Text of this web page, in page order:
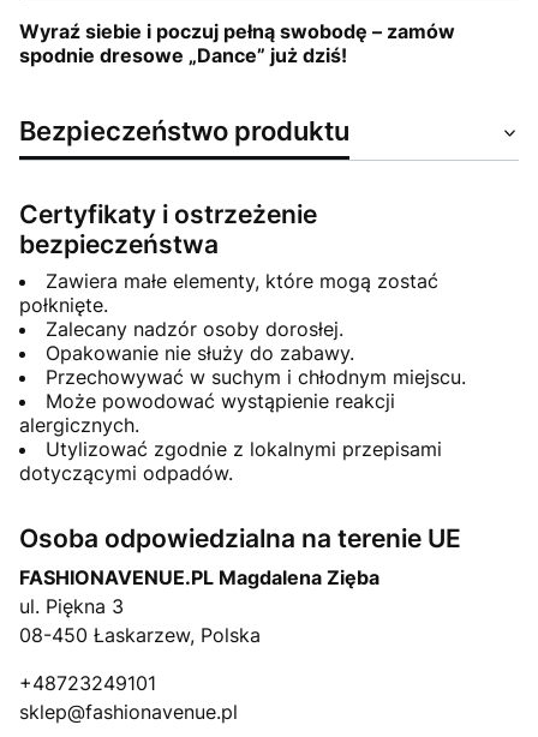
Wyraź siebie i poczuj pełną swobodę – zamów
spodnie dresowe „Dance” już dziś!
Bezpieczeństwo produktu
Certyfikaty i ostrzeżenie
bezpieczeństwa
Zawiera małe elementy, które mogą zostać
połknięte.
Zalecany nadzór osoby dorosłej.
Opakowanie nie służy do zabawy.
Przechowywać w suchym i chłodnym miejscu.
Może powodować wystąpienie reakcji
alergicznych.
Utylizować zgodnie z lokalnymi przepisami
dotyczącymi odpadów.
Osoba odpowiedzialna na terenie UE
FASHIONAVENUE.PL Magdalena Zięba
ul. Piękna 3
08-450 Łaskarzew, Polska
+48723249101
sklep@fashionavenue.pl